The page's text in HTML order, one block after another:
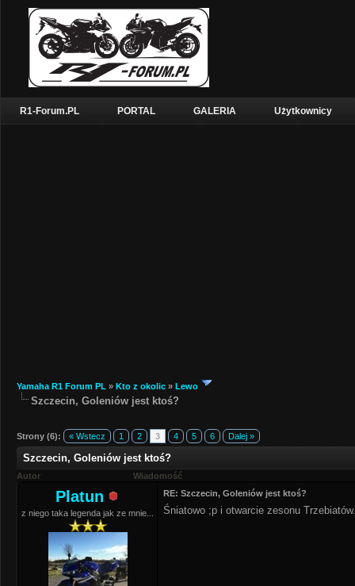
R1-Forum.PL PORTAL GALERIA Użytkownicy
Yamaha R1 Forum PL » Kto z okolic » Lewo
Szczecin, Goleniów jest ktoś?
Strony (6): « Wstecz 1 2 3 4 5 6 Dalej »
Szczecin, Goleniów jest ktoś?
Autor Wiadomość
Platun
z niego taka legenda jak ze mnie...
RE: Szczecin, Goleniów jest ktoś?
Śniatowo ;p i otwarcie zesonu Trzebiatów.